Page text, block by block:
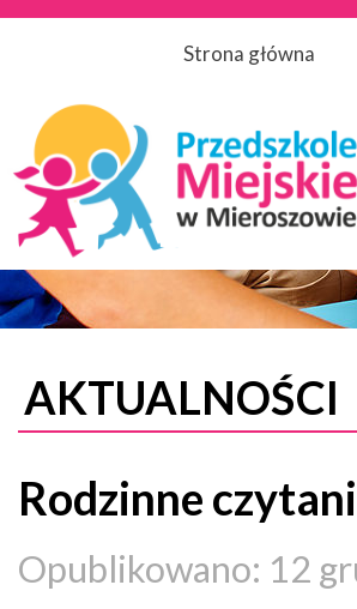
Strona główna
AKTUALNOŚCI
Rodzinne
Opublikowano: 12